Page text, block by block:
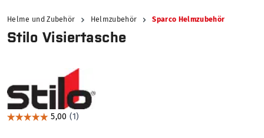
Helme und Zubehör Helmzubehör Sparco Helmzubehör
Stilo Visiertasche